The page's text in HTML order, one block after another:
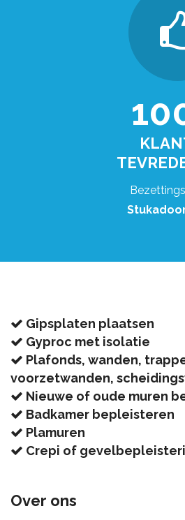
Gipsplaten plaatsen
Gyproc met isolatie
Plafonds, wanden,
voorzetwanden,
Nieuwe of oude muren
Badkamer bepleisteren
Plamuren
Crepi of
Over ons